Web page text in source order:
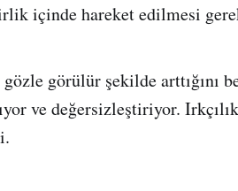
içinde hareket edilmesi
görülür şekilde arttığını
ve değersizleştiriyor.